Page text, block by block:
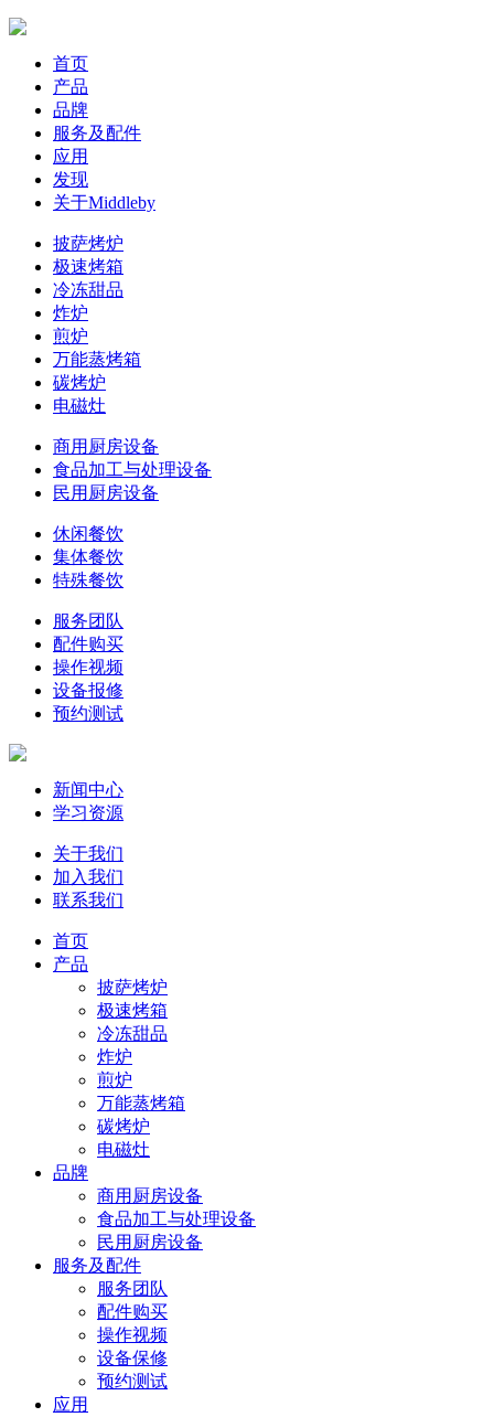
首页
产品
品牌
服务及配件
应用
发现
关于Middleby
披萨烤炉
极速烤箱
冷冻甜品
炸炉
煎炉
万能蒸烤箱
碳烤炉
电磁灶
商用厨房设备
食品加工与处理设备
民用厨房设备
休闲餐饮
集体餐饮
特殊餐饮
服务团队
配件购买
操作视频
设备报修
预约测试
新闻中心
学习资源
关于我们
加入我们
联系我们
首页
产品
披萨烤炉
极速烤箱
冷冻甜品
炸炉
煎炉
万能蒸烤箱
碳烤炉
电磁灶
品牌
商用厨房设备
食品加工与处理设备
民用厨房设备
服务及配件
服务团队
配件购买
操作视频
设备保修
预约测试
应用